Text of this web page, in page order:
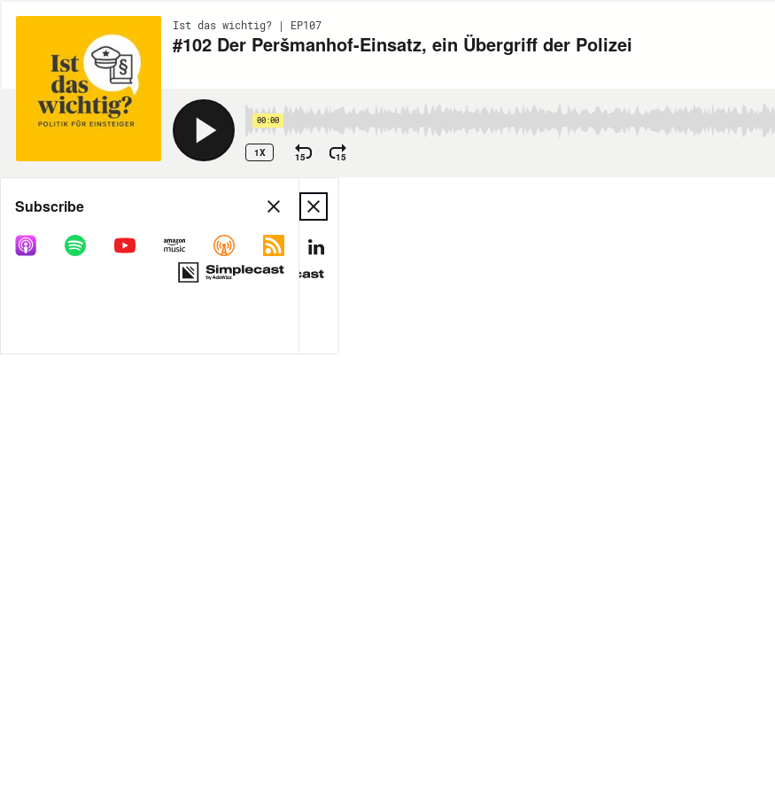
Ist das wichtig? | EP107
#102 Der Peršmanhof-Einsatz, ein Übergriff der Polizei
00:00
1X 15 15
Share
Subscribe